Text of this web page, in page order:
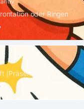
oder Ringen
(Präsens)